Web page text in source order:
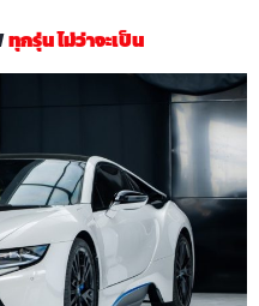
ทุกรุ่น ไม่ว่าจะเป็น